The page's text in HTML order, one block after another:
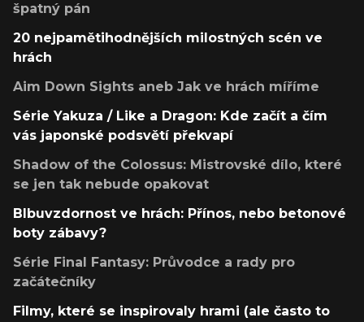
špatný pán
20 nejpamětihodnějších milostných scén ve
hrách
Aim Down Sights aneb Jak ve hrách míříme
Série Yakuza / Like a Dragon: Kde začít a čím
vás japonské podsvětí překvapí
Shadow of the Colossus: Mistrovské dílo, které
se jen tak nebude opakovat
Blbuvzdornost ve hrách: Přínos, nebo betonové
boty zábavy?
Série Final Fantasy: Průvodce a rady pro
začátečníky
Filmy, které se inspirovaly hrami (ale často to